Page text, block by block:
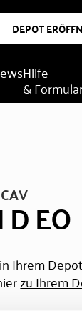
DEPOT
Hilfe
&
D EO
Ihrem
zu Ihrem